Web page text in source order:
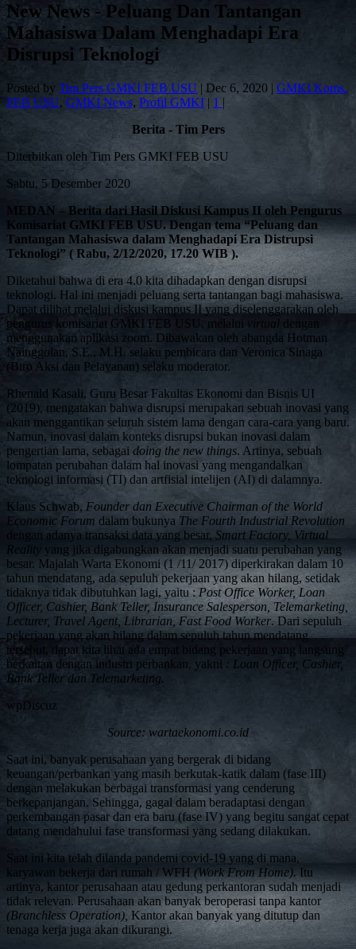
New News - Peluang Dan Tantangan
Mahasiswa Dalam Menghadapi Era
Disrupsi Teknologi
Posted by Tim Pers GMKI FEB USU | Dec 6, 2020 | GMKI Koms.
FEB USU, GMKI News, Profil GMKI | 1 |
Berita - Tim Pers
Diterbitkan oleh Tim Pers GMKI FEB USU
Sabtu, 5 Desember 2020
MEDAN – Berita dari Hasil Diskusi Kampus II oleh Pengurus
Komisariat GMKI FEB USU. Dengan tema “Peluang dan
Tantangan Mahasiswa dalam Menghadapi Era Distrupsi
Teknologi” ( Rabu, 2/12/2020, 17.20 WIB ).
Diketahui bahwa di era 4.0 kita dihadapkan dengan disrupsi
teknologi. Hal ini menjadi peluang serta tantangan bagi mahasiswa.
Dapat dilihat melalui diskusi kampus II yang diselenggarakan oleh
pengurus komisariat GMKI FEB USU, melalui virtual dengan
menggunakan aplikasi zoom. Dibawakan oleh abangda Hotman
Nainggolan, S.E., M.H. selaku pembicara dan Veronica Sinaga
(Biro Aksi dan Pelayanan) selaku moderator.
Rhenald Kasali, Guru Besar Fakultas Ekonomi dan Bisnis UI
(2019), mengatakan bahwa disrupsi merupakan sebuah inovasi yang
akan menggantikan seluruh sistem lama dengan cara-cara yang baru.
Namun, inovasi dalam konteks disrupsi bukan inovasi dalam
pengertian lama, sebagai doing the new things. Artinya, sebuah
lompatan perubahan dalam hal inovasi yang mengandalkan
teknologi informasi (TI) dan artfisial intelijen (AI) di dalamnya.
Klaus Schwab, Founder dan Executive Chairman of the World
Economic Forum dalam bukunya The Fourth Industrial Revolution
dengan adanya transaksi data yang besar, Smart Factory, Virtual
Reality yang jika digabungkan akan menjadi suatu perubahan yang
besar. Majalah Warta Ekonomi (1 /11/ 2017) diperkirakan dalam 10
tahun mendatang, ada sepuluh pekerjaan yang akan hilang, setidak
tidaknya tidak dibutuhkan lagi, yaitu :Post Office Worker, Loan
Officer, Cashier, Bank Teller, Insurance Salesperson, Telemarketing,
Lecturer, Travel Agent, Librarian, Fast Food Worker. Dari sepuluh
pekerjaan yang akan hilang dalam sepuluh tahun mendatang
tersebut, dapat kita lihat ada empat bidang pekerjaan yang langsung
berkaitan dengan industri perbankan, yakni : Loan Officer, Cashier,
Bank Teller dan Telemarketing.
wpDiscuz
Source: wartaekonomi.co.id
Saat ini, banyak perusahaan yang bergerak di bidang
keuangan/perbankan yang masih berkutak-katik dalam (fase III)
dengan melakukan berbagai transformasi yang cenderung
berkepanjangan. Sehingga, gagal dalam beradaptasi dengan
perkembangan pasar dan era baru (fase IV) yang begitu sangat cepat
datang mendahului fase transformasi yang sedang dilakukan.
Saat ini kita telah dilanda pandemi covid-19 yang di mana,
karyawan bekerja dari rumah / WFH (Work From Home). Itu
artinya, kantor perusahaan atau gedung perkantoran sudah menjadi
tidak relevan. Perusahaan akan banyak beroperasi tanpa kantor
(Branchless Operation), Kantor akan banyak yang ditutup dan
tenaga kerja juga akan dikurangi.